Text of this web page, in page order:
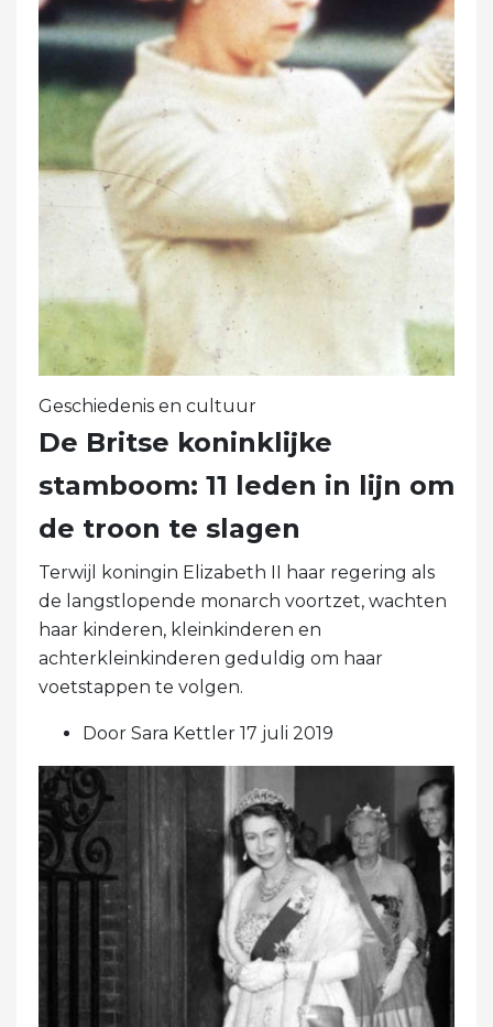
Geschiedenis en cultuur
De Britse koninklijke
stamboom: 11 leden in lijn om
de troon te slagen
Terwijl koningin Elizabeth II haar regering als
de langstlopende monarch voortzet, wachten
haar kinderen, kleinkinderen en
achterkleinkinderen geduldig om haar
voetstappen te volgen.
Door Sara Kettler 17 juli 2019